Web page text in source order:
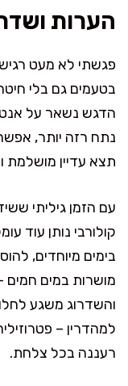
הערות
פגשתי לא מעט
בטעמים גם בלי
הדגש נשאר על
נתח רזה יותר,
תצא עדיין מושלמת
עם הזמן גיליתי
קולורבי נותן עוד
בימים מיוחדים,
מושרות במים
והשדרוג משגע
למהדרין –
רעננה בכל צלחת.